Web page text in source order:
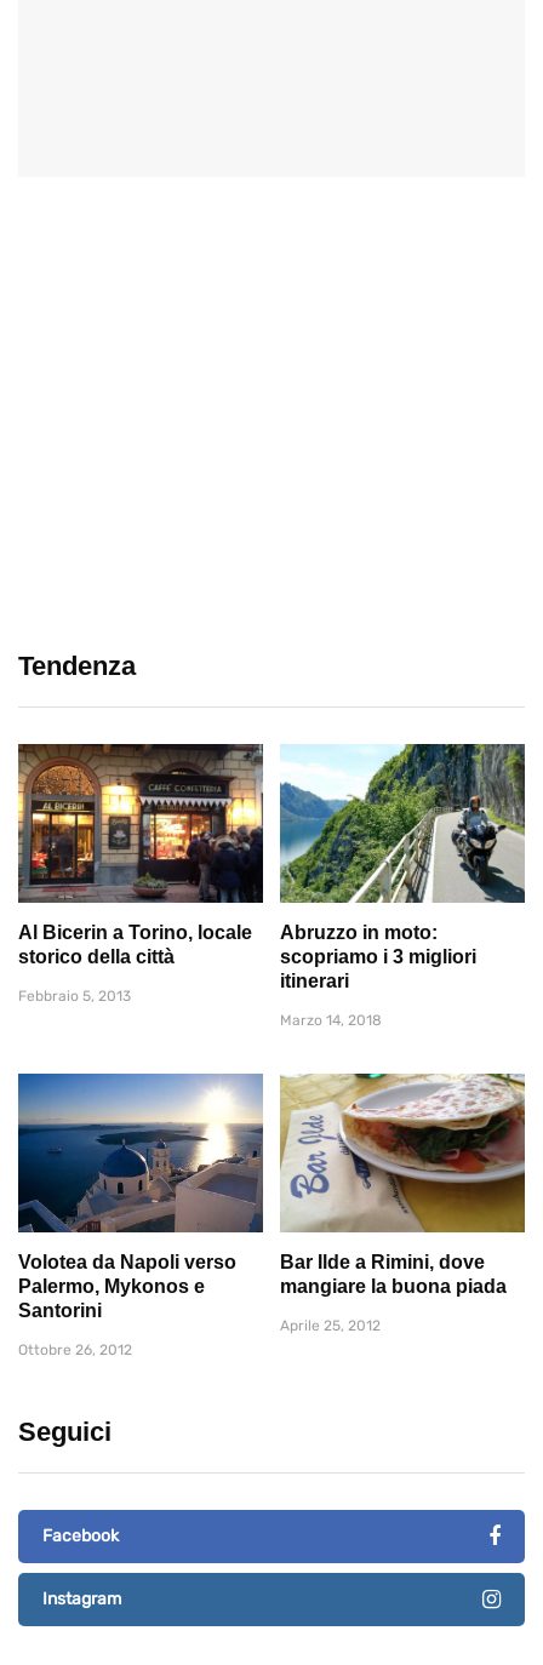
Tendenza
Al Bicerin a Torino, locale
storico della città
Febbraio 5, 2013
Abruzzo in moto:
scopriamo i 3 migliori
itinerari
Marzo 14, 2018
Volotea da Napoli verso
Palermo, Mykonos e
Santorini
Ottobre 26, 2012
Bar Ilde a Rimini, dove
mangiare la buona piada
Aprile 25, 2012
Seguici
Facebook
Instagram